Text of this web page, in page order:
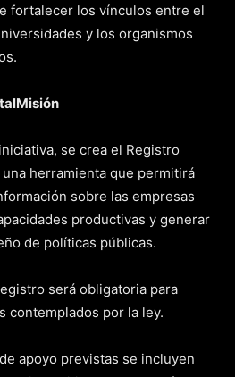
fortalecer los vínculos entre el
y los organismos
se crea el Registro
herramienta que permitirá
sobre las empresas
productivas y generar
de políticas públicas.
será obligatoria para
contemplados por la ley.
apoyo previstas se incluyen